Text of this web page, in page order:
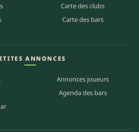
Carte des clubs
Carte des bars
ANNONCES
Annonces joueurs
Agenda des bars